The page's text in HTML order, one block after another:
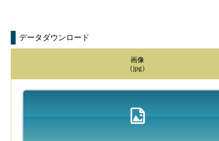
データダウンロード
画像
（jpg）